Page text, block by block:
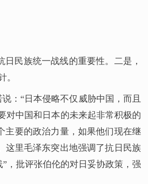
民族统一战线的重要性。二是，
。
：“日本侵略不仅威胁中国，而且
对中国和日本的未来起非常积极的
主要的政治力量，如果他们现在继
这里毛泽东突出地强调了抗日民族
，批评张伯伦的对日妥协政策，强